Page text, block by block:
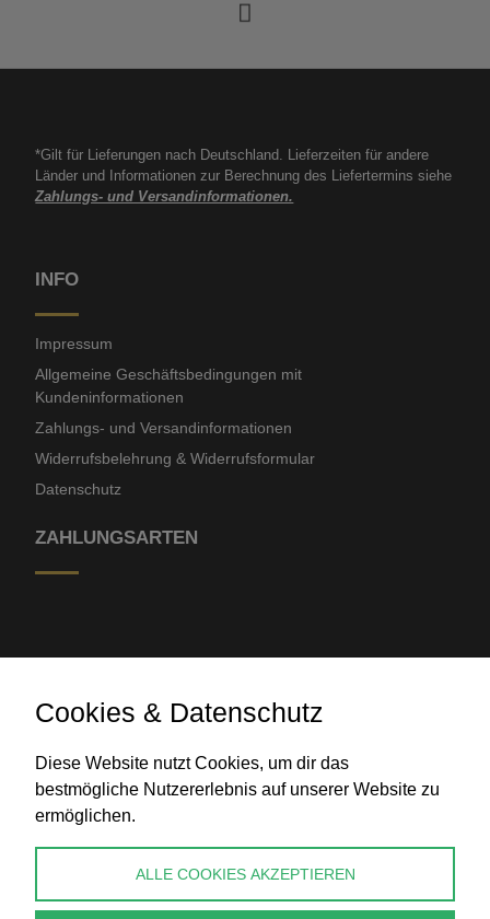
*Gilt für Lieferungen nach Deutschland. Lieferzeiten für andere
Länder und Informationen zur Berechnung des Liefertermins siehe
Zahlungs- und Versandinformationen.
INFO
Impressum
Allgemeine Geschäftsbedingungen mit
Kundeninformationen
Zahlungs- und Versandinformationen
Widerrufsbelehrung & Widerrufsformular
Datenschutz
ZAHLUNGSARTEN
Banküberweisung
KONTAKT
info@perlenpresse.de
Cookies & Datenschutz
Diese Website nutzt Cookies, um dir das
bestmögliche Nutzererlebnis auf unserer Website zu
ermöglichen.
ALLE COOKIES AKZEPTIEREN